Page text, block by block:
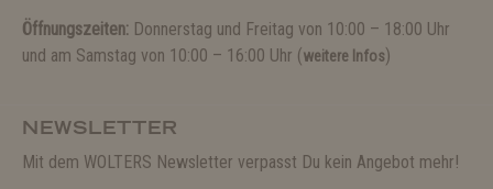
Öffnungszeiten: Donnerstag und Freitag von 10:00 – 18:00 Uhr
und am Samstag von 10:00 – 16:00 Uhr (weitere Infos)
NEWSLETTER
Mit dem WOLTERS Newsletter verpasst Du kein Angebot mehr!